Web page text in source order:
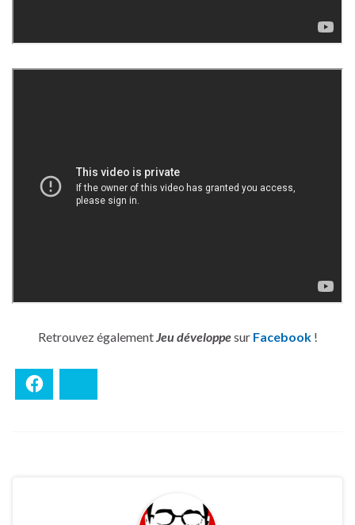
Retrouvez égalementJeu développesur Facebook!